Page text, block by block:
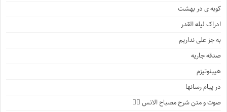
کوبه ی در بهشت
ادراک لیله القدر
به جز علی نداریم
صدقه جاریه
هیپنوتیزم
در پیام رسانها
صوت و متن شرح مصباح الانس ۵️⃣